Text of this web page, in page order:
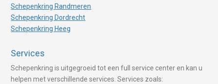
Schepenkring Randmeren
Schepenkring Dordrecht
Schepenkring Heeg
Services
Schepenkring is uitgegroeid tot een full service center en kan u
helpen met verschillende services. Services zoals: